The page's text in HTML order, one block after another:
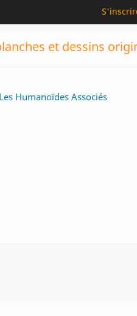
et dessins
Les Humanoïdes Associés